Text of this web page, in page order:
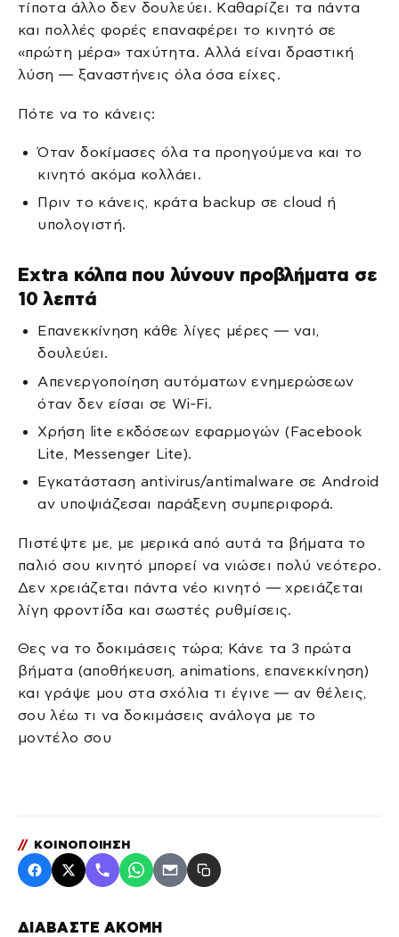
ΔΙΑΒΑΣΤΕ ΑΚΟΜΗ
τίποτα άλλο δεν δουλεύει. Καθαρίζει τα πάντα
και πολλές φορές επαναφέρει το κινητό σε
«πρώτη μέρα» ταχύτητα. Αλλά είναι δραστική
λύση — ξαναστήνεις όλα όσα είχες.
Πότε να το κάνεις:
Όταν δοκίμασες όλα τα προηγούμενα και το
κινητό ακόμα κολλάει.
Πριν το κάνεις, κράτα backup σε cloud ή
υπολογιστή.
Extra κόλπα που λύνουν προβλήματα σε
10 λεπτά
Επανεκκίνηση κάθε λίγες μέρες — ναι,
δουλεύει.
Απενεργοποίηση αυτόματων ενημερώσεων
όταν δεν είσαι σε Wi‑Fi.
Χρήση lite εκδόσεων εφαρμογών (Facebook
Lite, Messenger Lite).
Εγκατάσταση antivirus/antimalware σε Android
αν υποψιάζεσαι παράξενη συμπεριφορά.
Πιστέψτε με, με μερικά από αυτά τα βήματα το
παλιό σου κινητό μπορεί να νιώσει πολύ νεότερο.
Δεν χρειάζεται πάντα νέο κινητό — χρειάζεται
λίγη φροντίδα και σωστές ρυθμίσεις.
Θες να το δοκιμάσεις τώρα; Κάνε τα 3 πρώτα
βήματα (αποθήκευση, animations, επανεκκίνηση)
και γράψε μου στα σχόλια τι έγινε — αν θέλεις,
σου λέω τι να δοκιμάσεις ανάλογα με το
μοντέλο σου
// ΚΟΙΝΟΠΟΙΗΣΗ